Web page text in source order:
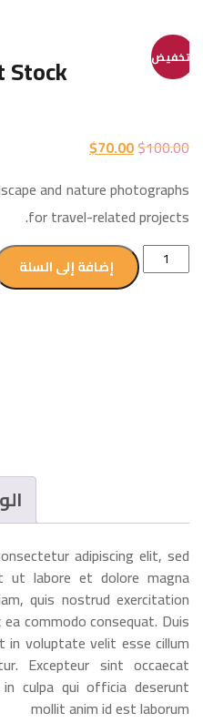
تخفيض! Stock
$100.00
$70.00
and nature photographs
for travel-related projects.
إضافة إلى السلة
adipiscing elit, sed
ut labore et dolore magna
quis nostrud exercitation
commodo consequat. Duis
in voluptate velit esse cillum
Excepteur sint occaecat
culpa qui officia deserunt
mollit anim id est laborum